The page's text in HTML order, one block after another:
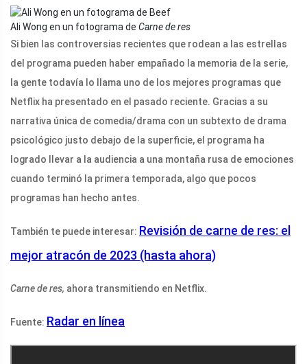
Ali Wong en un fotograma de Carne de res
Si bien las controversias recientes que rodean a las estrellas
del programa pueden haber empañado la memoria de la serie,
la gente todavía lo llama uno de los mejores programas que
Netflix ha presentado en el pasado reciente. Gracias a su
narrativa única de comedia/drama con un subtexto de drama
psicológico justo debajo de la superficie, el programa ha
logrado llevar a la audiencia a una montaña rusa de emociones
cuando terminó la primera temporada, algo que pocos
programas han hecho antes.
También te puede interesar: Revisión de carne de res: el
mejor atracón de 2023 (hasta ahora)
Carne de res, ahora transmitiendo en Netflix.
Fuente: Radar en línea